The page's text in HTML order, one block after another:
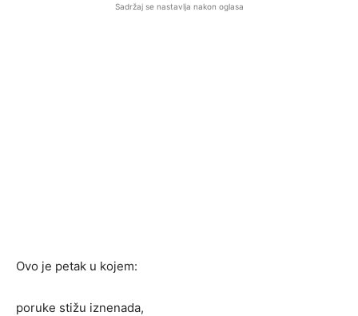
Sadržaj se nastavlja nakon oglasa
Ovo je petak u kojem:
poruke stižu iznenada,